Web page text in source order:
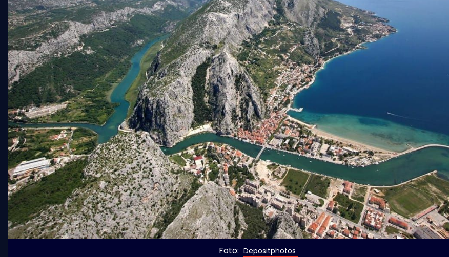
Foto: Depositphotos